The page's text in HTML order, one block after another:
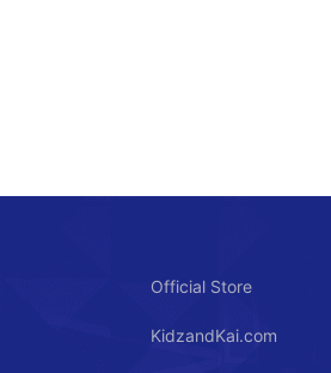
Official Store
KidzandKai.com